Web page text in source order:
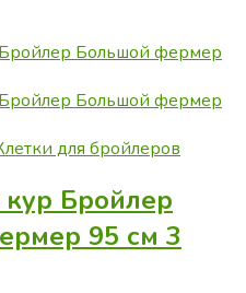
для бройлеров
Бройлер
95 см 3